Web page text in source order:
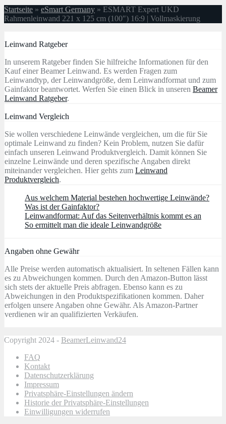
Startseite » eSmart Germany » ESMART Expert UKD
Rahmenleinwand 221 x 125 cm (100″) 16:9 | Vollmaskierung
Leinwand Ratgeber
In unserem Ratgeber finden Sie hilfreiche Informationen für den
Kauf einer Beamer Leinwand. Es werden Fragen zum
Leinwandtyp, der Leinwandgröße, dem Leinwandformat und zum
Gainfaktor beantwortet. Werfen Sie einen Blick in unseren Beamer
Leinwand Ratgeber.
Leinwand Vergleich
Sie wollen verschiedene Leinwände vergleichen, um die für Sie
optimale Leinwand zu finden? Kein Problem, nutzen Sie dafür
einfach unseren Leinwand Produktvergleich. Damit können Sie
einzelne Leinwände und deren spezifische Angaben direkt
miteinander vergleichen. Hier gehts zum Leinwand
Produktvergleich.
Aus welchem Material bestehen hochwertige Leinwände?
Was ist der Gainfaktor?
Leinwandformat: Auf das Seitenverhältnis kommt es an
So ermittelt man die ideale Leinwandgröße
Angaben ohne Gewähr
Alle Preise werden automatisch aktualisiert. In seltenen Fällen kann
es zu Abweichungen kommen. Durch den Amazon-Button lässt
sich stets der aktuelle Preis abfragen. Ebenso kann es zu
Abweichungen in den Produktspezifikationen kommen. Daher
erfolgen unsere Angaben ohne Gewähr. Als Amazon-Partner
verdienen wir an qualifizierten Verkäufen.
Copyright 2024 - BeamerLeinwand24
FAQ
Kontakt
Datenschutzerklärung
Impressum
Privatsphäre-Einstellungen ändern
Historie der Privatsphäre-Einstellungen
Einwilligungen widerrufen